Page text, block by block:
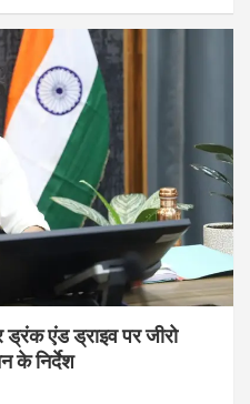
एंड ड्राइव पर जीरो
के निर्देश